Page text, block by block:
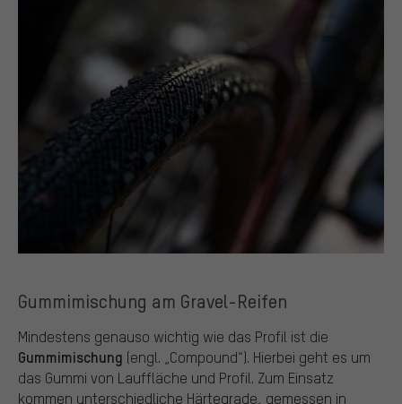
Gummimischung am Gravel-Reifen
Mindestens genauso wichtig wie das Profil ist die
Gummimischung (engl. „Compound“). Hierbei geht es um
das Gummi von Lauffläche und Profil. Zum Einsatz
kommen unterschiedliche Härtegrade, gemessen in